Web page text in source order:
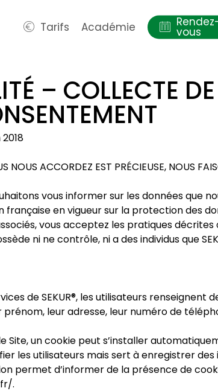
Tarifs Académie vous
– COLLECTE
NOUS ACCORDEZ EST PRÉCIEUSE, NOUS
vous informer sur les données que
française en vigueur sur la protection des
vous acceptez les pratiques
ni ne contrôle, ni a des individus que
de SEKUR®, les utilisateurs
leur adresse, leur numéro de
Site, un cookie peut s’installer
les utilisateurs mais sert à enregistrer
permet d’informer de la présence de
.